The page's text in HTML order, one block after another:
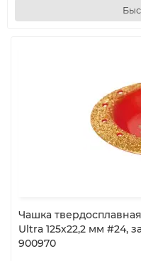
Чашка
Ultra 125х22,2 мм #24,
900970